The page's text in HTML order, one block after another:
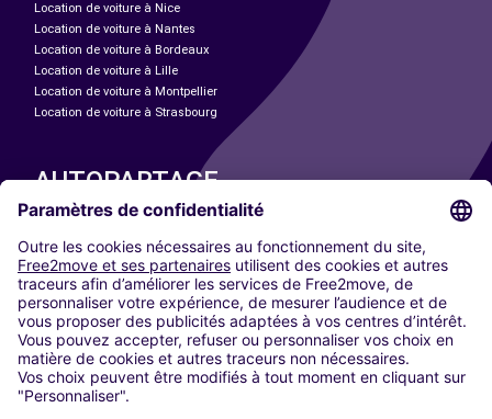
Location de voiture à Nice
Location de voiture à Nantes
Location de voiture à Bordeaux
Location de voiture à Lille
Location de voiture à Montpellier
Location de voiture à Strasbourg
AUTOPARTAGE
Paris
Madrid
Washington DC
Milan
Rome
Turin
Vienne
Berlin